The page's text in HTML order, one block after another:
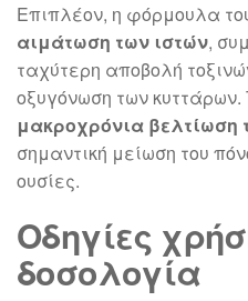
Επιπλέον, η φόρμουλα
αιμάτωση των ιστών,
ταχύτερη αποβολή
οξυγόνωση των
μακροχρόνια βελτίωση
σημαντική μείωση του
ουσίες.
Οδηγίες
δοσολογία